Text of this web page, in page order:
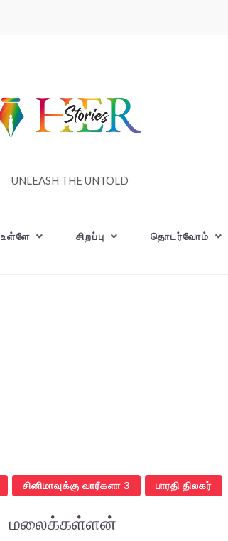
UNLEASH THE UNTOLD
உள்ளே சிறப்பு தொடர்வோம்
சினிமாவுக்கு வாரீகளா 3 பாரதி திலகர்
மலைக்கள்ளன்